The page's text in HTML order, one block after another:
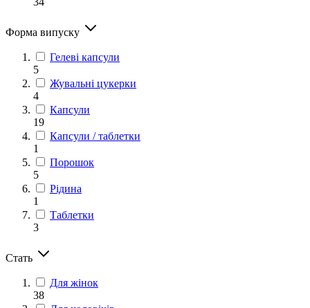
Форма випуску
Гелеві капсули
5
Жувальні цукерки
4
Капсули
19
Капсули / таблетки
1
Порошок
5
Рідина
1
Таблетки
3
Стать
Для жінок
38